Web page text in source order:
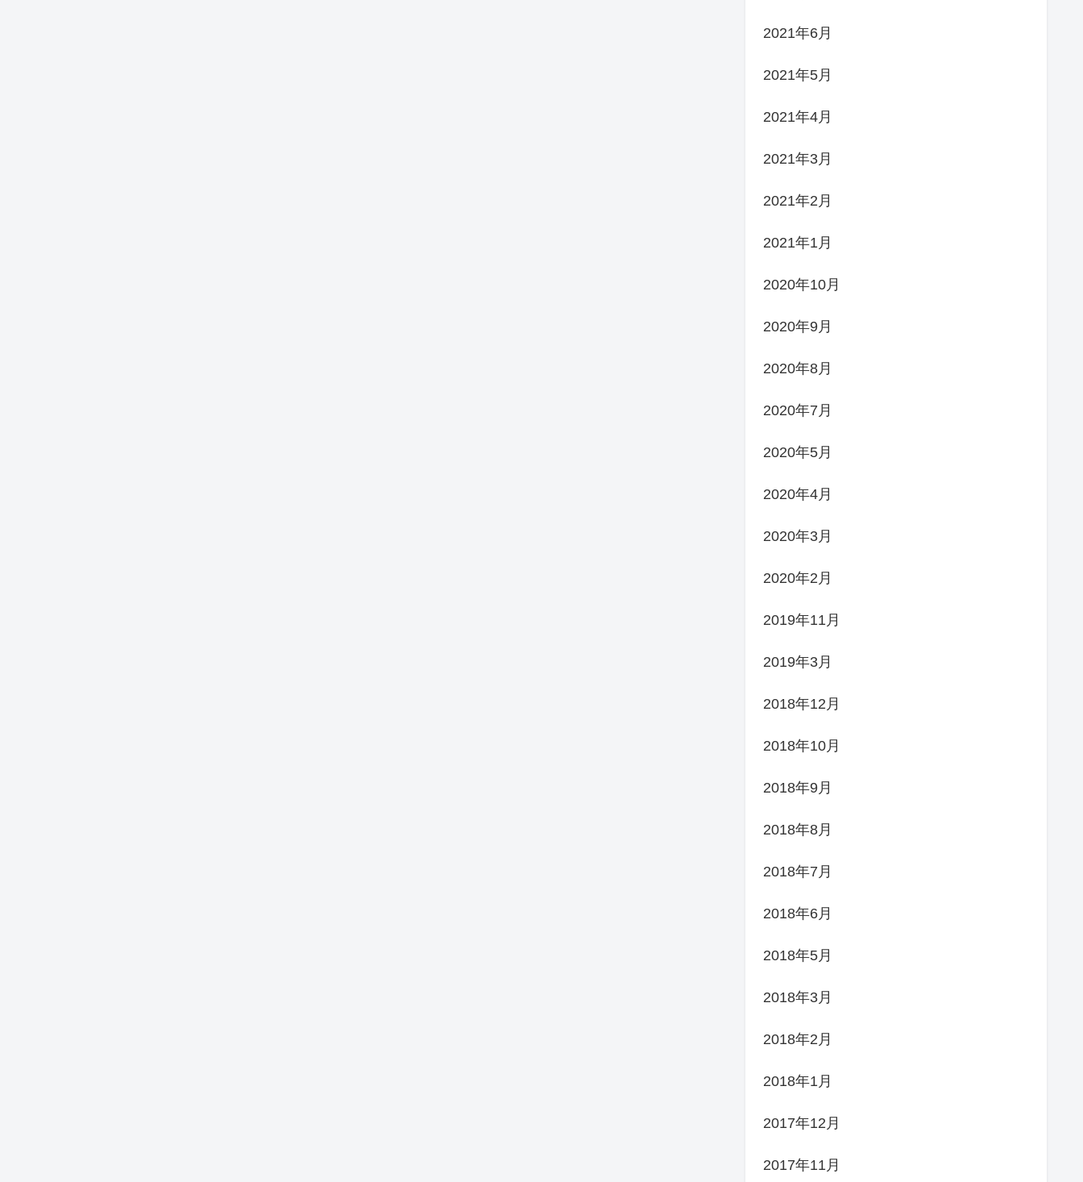
2021年6月
2021年5月
2021年4月
2021年3月
2021年2月
2021年1月
2020年10月
2020年9月
2020年8月
2020年7月
2020年5月
2020年4月
2020年3月
2020年2月
2019年11月
2019年3月
2018年12月
2018年10月
2018年9月
2018年8月
2018年7月
2018年6月
2018年5月
2018年3月
2018年2月
2018年1月
2017年12月
2017年11月